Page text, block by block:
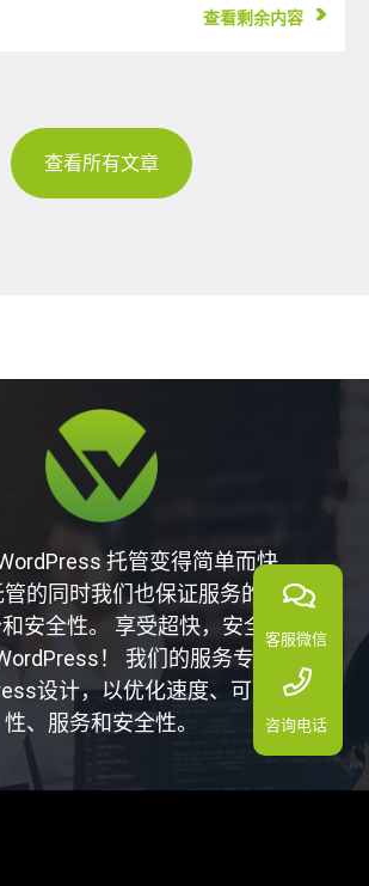
客服微信
咨询电话
查看剩余内容
查看所有文章
托管变得简单而快
的同时我们也保证服务的配
安全性。 享受超快，安全和
！ 我们的服务专为
设计，以优化速度、可靠
性、服务和安全性。